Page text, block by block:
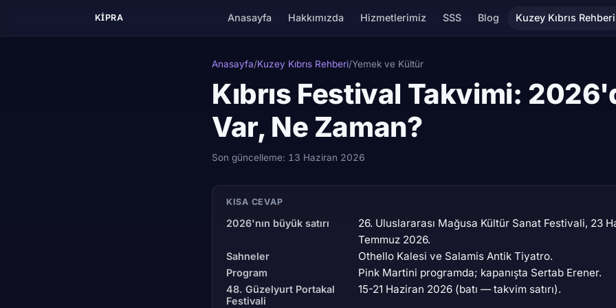
KIPRA Anasayfa Hakkımızda Hizmetlerimiz SSS Blog Kuzey Kıbrıs Rehberi
Anasayfa/Kuzey Kıbrıs Rehberi/Yemek ve Kültür
Kıbrıs Festival Takvimi:
Var, Ne Zaman?
Son güncelleme: 13 Haziran 2026
KISA CEVAP
2026'nın büyük satırı
26. Uluslararası Mağusa Kültür Sanat Festivali, 23
Temmuz 2026.
Sahneler Othello Kalesi ve Salamis Antik Tiyatro.
Program Pink Martini programda; kapanışta Sertab Erener.
48. Güzelyurt Portakal
Festivali
15-21 Haziran 2026 (batı — takvim satırı).